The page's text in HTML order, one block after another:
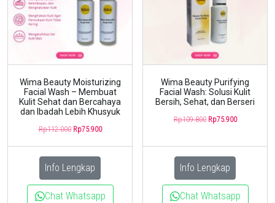
Wima Beauty Moisturizing
Facial Wash – Membuat
Kulit Sehat dan Bercahaya
dan Ibadah Lebih Khusyuk
Rp112.000 Original
Rp112.000.
Rp75.900Current
Info Lengkap
Chat Whatsapp
Wima Beauty Purifying
Facial Wash: Solusi Kulit
Bersih, Sehat, dan Berseri
Rp109.800 Original
Rp75.900Current
Info Lengkap
Chat Whatsapp